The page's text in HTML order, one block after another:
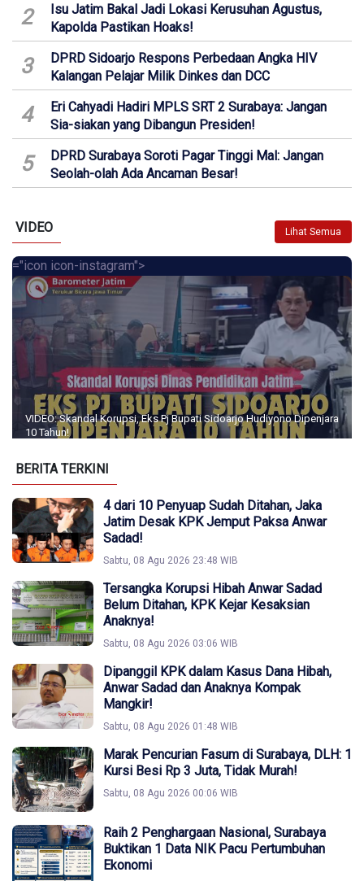
2
Isu Jatim Bakal Jadi Lokasi Kerusuhan Agustus,
Kapolda Pastikan Hoaks!
3
DPRD Sidoarjo Respons Perbedaan Angka HIV
Kalangan Pelajar Milik Dinkes dan DCC
4
Eri Cahyadi Hadiri MPLS SRT 2 Surabaya: Jangan
Sia-siakan yang Dibangun Presiden!
5
DPRD Surabaya Soroti Pagar Tinggi Mal: Jangan
Seolah-olah Ada Ancaman Besar!
VIDEO Lihat Semua
="icon icon-instagram">
VIDEO: Skandal Korupsi, Eks Pj Bupati Sidoarjo Hudiyono Dipenjara
10 Tahun!
BERITA TERKINI
4 dari 10 Penyuap Sudah Ditahan, Jaka
Jatim Desak KPK Jemput Paksa Anwar
Sadad!
Sabtu, 08 Agu 2026 23:48 WIB
Tersangka Korupsi Hibah Anwar Sadad
Belum Ditahan, KPK Kejar Kesaksian
Anaknya!
Sabtu, 08 Agu 2026 03:06 WIB
Dipanggil KPK dalam Kasus Dana Hibah,
Anwar Sadad dan Anaknya Kompak
Mangkir!
Sabtu, 08 Agu 2026 01:48 WIB
Marak Pencurian Fasum di Surabaya, DLH: 1
Kursi Besi Rp 3 Juta, Tidak Murah!
Sabtu, 08 Agu 2026 00:06 WIB
Raih 2 Penghargaan Nasional, Surabaya
Buktikan 1 Data NIK Pacu Pertumbuhan
Ekonomi